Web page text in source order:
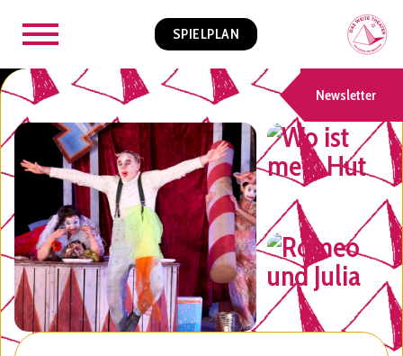
SPIELPLAN
Newsletter